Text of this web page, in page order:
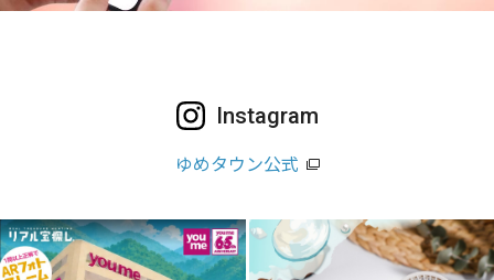
Instagram
ゆめタウン公式